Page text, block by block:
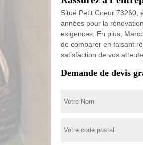
Situé Petit Coeur 73260,
années pour la
exigences. En plus,
de comparer en faisant
satisfaction de vos
Demande de devis